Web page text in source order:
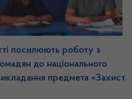
посилюють роботу з
до національного
предмета «Захист